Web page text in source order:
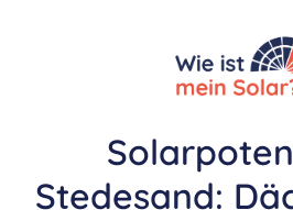
Stedesand: